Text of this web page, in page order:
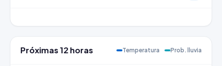
Próximas 12 horas Temperatura Prob. lluvia